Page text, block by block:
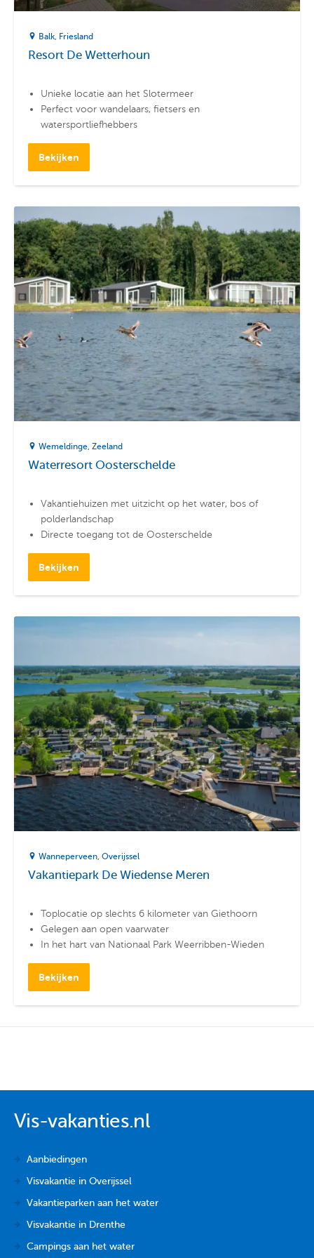
Balk Friesland
Resort De Wetterhoun
Unieke locatie aan het Slotermeer
Perfect voor wandelaars, fietsers en
watersportliefhebbers
personen
Bekijken
Wemeldinge Zeeland
Waterresort Oosterschelde
Vakantiehuizen met uitzicht op het water, bos of
polderlandschap
Directe toegang tot de Oosterschelde
Bekijken
Wanneperveen Overijssel
Vakantiepark De Wiedense Meren
Toplocatie op slechts 6 kilometer van Giethoorn
Gelegen aan open vaarwater
In het hart van Nationaal Park Weerribben-Wieden
Bekijken
Vis-vakanties.nl
Aanbiedingen
Visvakantie in Overijssel
Vakantieparken aan het water
Visvakantie in Drenthe
Campings aan het water